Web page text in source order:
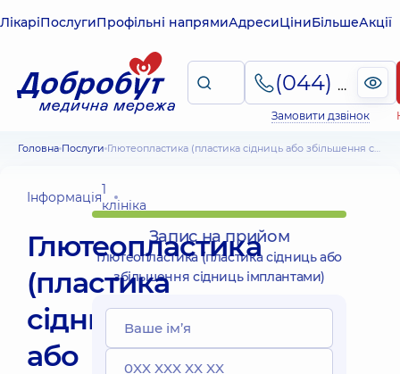
ЛікаріПослугиПрофільні напрямиАдресиЦіниБільшеАкції
(044) 495-2-888
Замовити дзвінок
Головна Послуги Глютеопластика (пластика сідниць або збільшення сідниць імплантами)
Інформація1
клініка
Глютеопластика
(пластика
сідниць
або
Запис на прийом
Глютеопластика (пластика сідниць або
збільшення сідниць імплантами)